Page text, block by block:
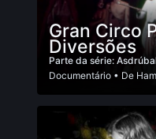
Gran Circo
Diversões
Parte da série:
Documentário • De